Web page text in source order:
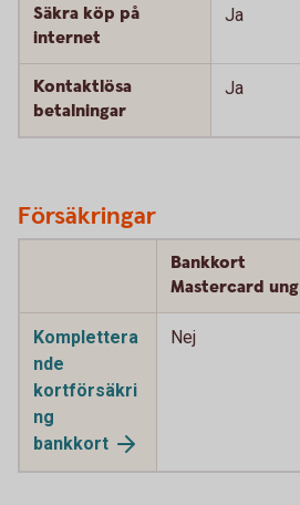
Säkra köp på
internet
Ja
Kontaktlösa
betalningar
Ja
Försäkringar
Bankkort
Mastercard ung
Komplettera
nde
kortförsäkri
ng
bankkort
Nej